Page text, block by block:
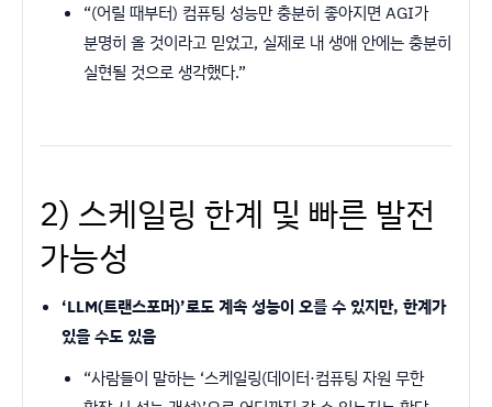
“(어릴 때부터) 컴퓨팅 성능만 충분히 좋아지면 AGI가
분명히 올 것이라고 믿었고, 실제로 내 생애 안에는 충분히
실현될 것으로 생각했다.”
2) 스케일링 한계 및 빠른 발전
가능성
‘LLM(트랜스포머)’로도 계속 성능이 오를 수 있지만, 한계가
있을 수도 있음
“사람들이 말하는 ‘스케일링(데이터·컴퓨팅 자원 무한